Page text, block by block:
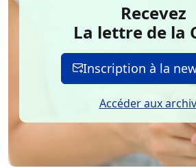
Recevez
La lettre de la
Inscription à la
Accéder aux